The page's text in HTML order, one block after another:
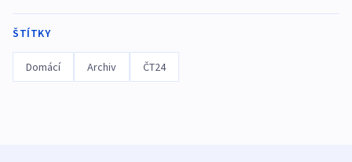
ŠTÍTKY
Domácí Archiv ČT24